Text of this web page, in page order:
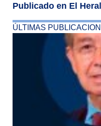
Publicado en El
ÚLTIMAS